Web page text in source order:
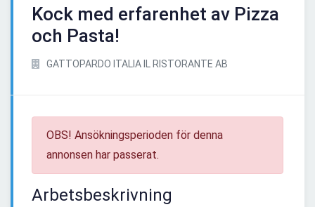
Kock med erfarenhet av Pizza
och Pasta!
GATTOPARDO ITALIA IL RISTORANTE AB
OBS! Ansökningsperioden för denna
annonsen har passerat.
Arbetsbeskrivning